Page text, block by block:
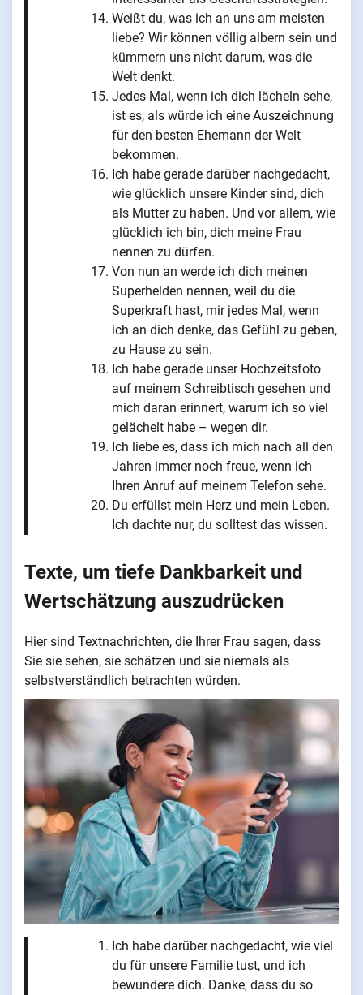
Weißt du, was ich an uns am meisten
liebe? Wir können völlig albern sein und
kümmern uns nicht darum, was die
Welt denkt.
Jedes Mal, wenn ich dich lächeln sehe,
ist es, als würde ich eine Auszeichnung
für den besten Ehemann der Welt
bekommen.
Ich habe gerade darüber nachgedacht,
wie glücklich unsere Kinder sind, dich
als Mutter zu haben. Und vor allem, wie
glücklich ich bin, dich meine Frau
nennen zu dürfen.
Von nun an werde ich dich meinen
Superhelden nennen, weil du die
Superkraft hast, mir jedes Mal, wenn
ich an dich denke, das Gefühl zu geben,
zu Hause zu sein.
Ich habe gerade unser Hochzeitsfoto
auf meinem Schreibtisch gesehen und
mich daran erinnert, warum ich so viel
gelächelt habe – wegen dir.
Ich liebe es, dass ich mich nach all den
Jahren immer noch freue, wenn ich
Ihren Anruf auf meinem Telefon sehe.
Du erfüllst mein Herz und mein Leben.
Ich dachte nur, du solltest das wissen.
Texte, um tiefe Dankbarkeit und
Wertschätzung auszudrücken
Hier sind Textnachrichten, die Ihrer Frau sagen, dass
Sie sie sehen, sie schätzen und sie niemals als
selbstverständlich betrachten würden.
Ich habe darüber nachgedacht, wie viel
du für unsere Familie tust, und ich
bewundere dich. Danke, dass du so